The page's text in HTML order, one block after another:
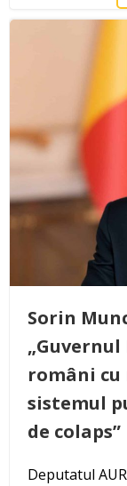
Sorin
români
sistemul
de colaps”
Deputatul